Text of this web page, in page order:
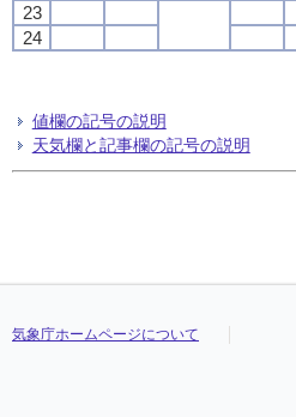
23
24
値欄の記号の説明
天気欄と記事欄の記号の説明
気象庁ホームページについて